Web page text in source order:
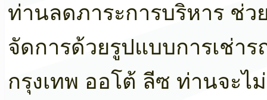
ท่านลดภาระการบริหาร ช่ว
จัดการด้วยรูปแบบการเช่า
กรุงเทพ ออโต้ ลีซ ท่านจะไ